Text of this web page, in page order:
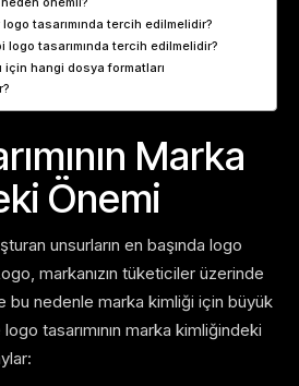
tasarımında tercih edilmelidir?
logo tasarımında tercih edilmelidir?
için hangi dosya formatları
Marka
Önemi
unsurların en başında logo
markanızın tüketiciler üzerinde
bu nedenle marka kimliği için büyük
tasarımının marka kimliğindeki